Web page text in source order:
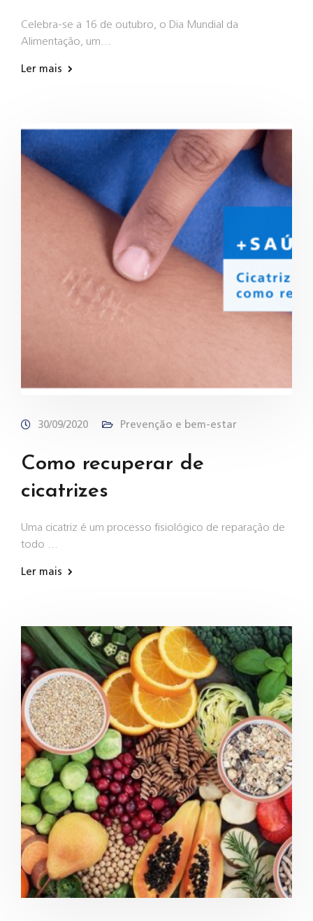
Celebra-se a 16 de outubro, o Dia Mundial da
Alimentação, um…
Ler mais
30/09/2020 Prevenção e bem-estar
Como recuperar de
cicatrizes
Uma cicatriz é um processo fisiológico de reparação de
todo …
Ler mais